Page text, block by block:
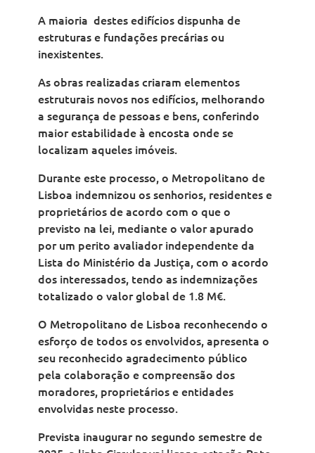
A maioria destes edifícios dispunha de
estruturas e fundações precárias ou
inexistentes.
As obras realizadas criaram elementos
estruturais novos nos edifícios, melhorando
a segurança de pessoas e bens, conferindo
maior estabilidade à encosta onde se
localizam aqueles imóveis.
Durante este processo, o Metropolitano de
Lisboa indemnizou os senhorios, residentes e
proprietários de acordo com o que o
previsto na lei, mediante o valor apurado
por um perito avaliador independente da
Lista do Ministério da Justiça, com o acordo
dos interessados, tendo as indemnizações
totalizado o valor global de 1.8 M€.
O Metropolitano de Lisboa reconhecendo o
esforço de todos os envolvidos, apresenta o
seu reconhecido agradecimento público
pela colaboração e compreensão dos
moradores, proprietários e entidades
envolvidas neste processo.
Prevista inaugurar no segundo semestre de